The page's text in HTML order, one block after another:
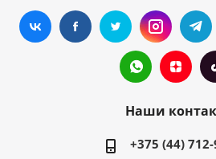
Наши
+375 (44)